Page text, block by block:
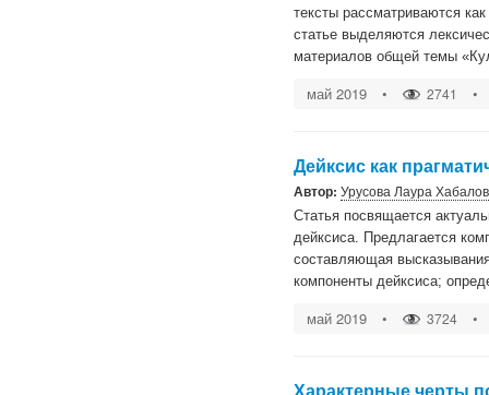
тексты рассматриваются
статье выделяются
материалов общей темы
май 2019 • 2741 •
Дейксис как
Автор: Урусова Лаура
Статья посвящается
дейксиса. Предлагается
составляющая
компоненты дейксиса;
май 2019 • 3724 •